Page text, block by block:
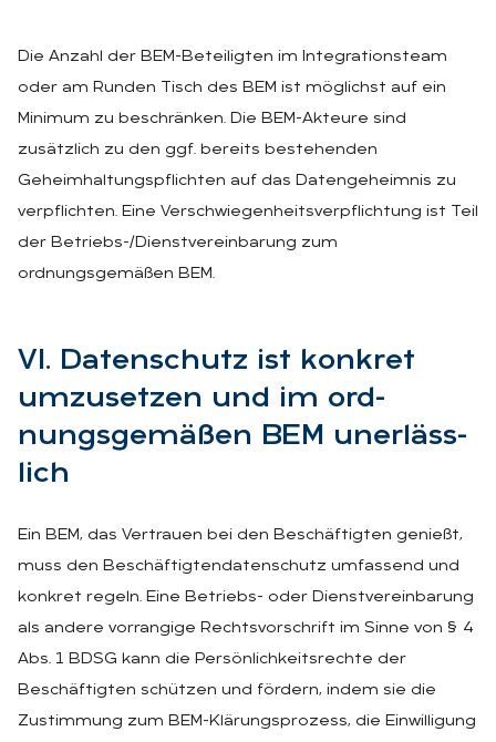
Die Anzahl der BEM-Beteiligten im Integrationsteam
oder am Runden Tisch des BEM ist möglichst auf ein
Minimum zu beschränken. Die BEM-Akteure sind
zusätzlich zu den ggf. bereits bestehenden
Geheimhaltungspflichten auf das Datengeheimnis zu
verpflichten. Eine Verschwiegenheitsverpflichtung ist Teil
der Betriebs-/Dienstvereinbarung zum
ordnungsgemäßen BEM.
VI. Da­ten­schutz ist kon­kret
um­zu­set­zen und im ord­
nungs­ge­mä­ßen BEM un­er­läss­
lich
Ein BEM, das Vertrauen bei den Beschäftigten genießt,
muss den Beschäftigtendatenschutz umfassend und
konkret regeln. Eine Betriebs- oder Dienstvereinbarung
als andere vorrangige Rechtsvorschrift im Sinne von § 4
Abs. 1 BDSG kann die Persönlichkeitsrechte der
Beschäftigten schützen und fördern, indem sie die
Zustimmung zum BEM-Klärungsprozess, die Einwilligung